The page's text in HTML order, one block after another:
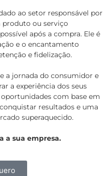
ao setor responsável por
produto ou serviço
após a compra. Ele é
e o encantamento
e fidelização.
a jornada do consumidor e
a experiência dos seus
com base em
resultados e uma
superaquecido.
a sua empresa.